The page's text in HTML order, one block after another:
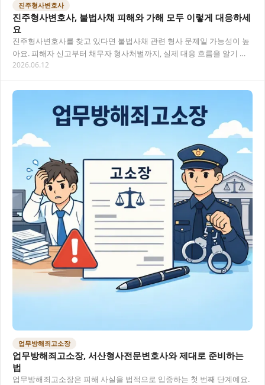
진주형사변호사
진주형사변호사, 불법사채 피해와 가해 모두 이렇게 대응하세
요
진주형사변호사를 찾고 있다면 불법사채 관련 형사 문제일 가능성이 높
아요. 피해자 신고부터 채무자 형사처벌까지, 실제 대응 흐름을 알기 쉽
게 정리했습니다. 목차 진주형사변호사가 보는…
2026.06.12
업무방해죄고소장
업무방해죄고소장, 서산형사전문변호사와 제대로 준비하는
법
업무방해죄고소장은 피해 사실을 법적으로 입증하는 첫 번째 단계예요.